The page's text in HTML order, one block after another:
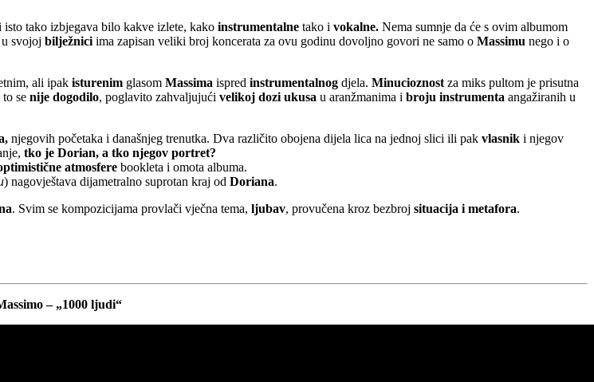
isto tako izbjegava bilo kakve izlete, kako instrumentalne tako i vokalne. Nema sumnje da će s ovim albumom
svojoj bilježnici ima zapisan veliki broj koncerata za ovu godinu dovoljno govori ne samo o Massimu nego i o
ali ipak isturenim glasom Massima ispred instrumentalnog djela. Minucioznost za miks pultom je prisutna
se nije dogodilo, poglavito zahvaljujući velikoj dozi ukusa u aranžmanima i broju instrumenta angažiranih u
njegovih početaka i današnjeg trenutka. Dva različito obojena dijela lica na jednoj slici ili pak vlasnik i njegov
tko je Dorian, a tko njegov portret?
atmosfere bookleta i omota albuma.
) nagovještava dijametralno suprotan kraj od Doriana.
. Svim se kompozicijama provlači vječna tema, ljubav, provučena kroz bezbroj situacija i metafora.
– „1000 ljudi“